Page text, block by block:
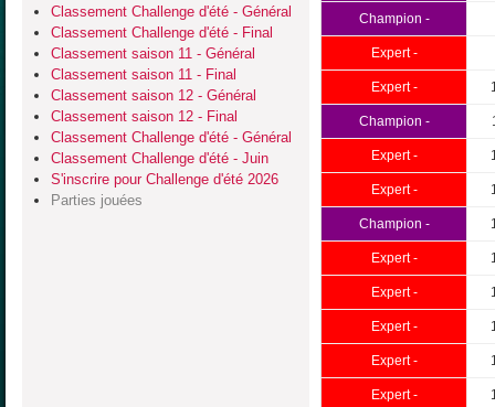
Classement Challenge d'été - Général
Classement Challenge d'été - Final
Classement saison 11 - Général
Classement saison 11 - Final
Classement saison 12 - Général
Classement saison 12 - Final
Classement Challenge d'été - Général
Classement Challenge d'été - Juin
S'inscrire pour Challenge d'été 2026
Parties jouées
Champion -
Expert -
Expert -
Champion -
Expert -
Expert -
Champion -
Expert -
Expert -
Expert -
Expert -
Expert -